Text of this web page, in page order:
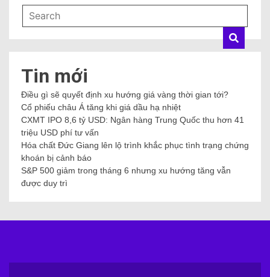
Tin mới
Điều gì sẽ quyết định xu hướng giá vàng thời gian tới?
Cổ phiếu châu Á tăng khi giá dầu hạ nhiệt
CXMT IPO 8,6 tỷ USD: Ngân hàng Trung Quốc thu hơn 41
triệu USD phí tư vấn
Hóa chất Đức Giang lên lộ trình khắc phục tình trạng chứng
khoán bị cảnh báo
S&P 500 giảm trong tháng 6 nhưng xu hướng tăng vẫn
được duy trì